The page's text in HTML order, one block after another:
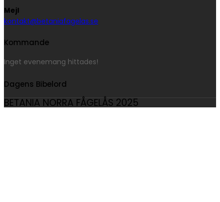
Mejl
kontakt@betaniafagelas.se
Kommande
Inget evenemang hittades!
Dagens Bibelord
BETANIA NORRA FÅGELÅS 2025